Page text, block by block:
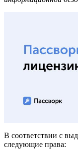
В соответствии с
следующие права: